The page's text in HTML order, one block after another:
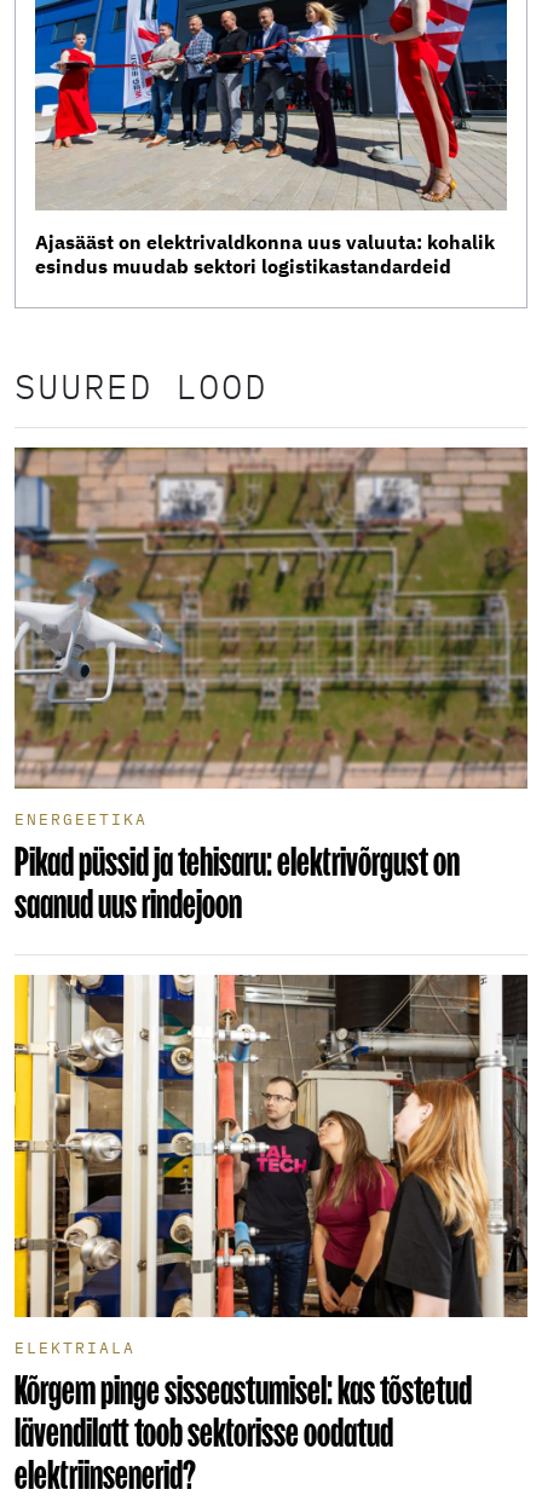
Ajasääst on elektrivaldkonna uus valuuta: kohalik
esindus muudab sektori logistikastandardeid
SUURED LOOD
ENERGEETIKA
Pikad püssid ja tehisaru: elektrivõrgust on
saanud uus rindejoon
ELEKTRIALA
Kõrgem pinge sisseastumisel: kas tõstetud
lävendilatt toob sektorisse oodatud
elektriinsenerid?